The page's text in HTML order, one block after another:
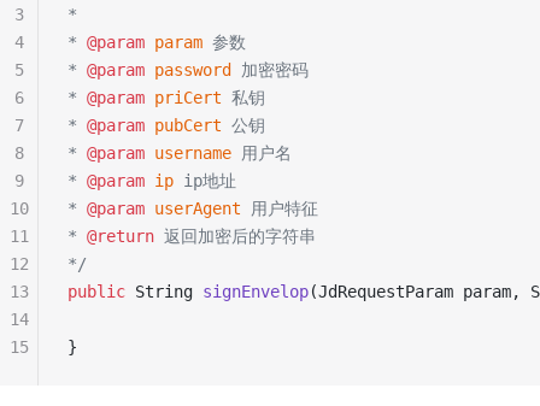
*
* @param param 参数
* @param password
加密密码
* @param priCert 私钥
* @param pubCert 公钥
* @param username 用户名
* @param ip ip地址
* @param userAgent 用户特征
* @return 返回加密后的字符串
*/
public String signEnvelop(JdRequestParam param,
}
3
4
5
6
7
8
9
10
11
12
13
14
15